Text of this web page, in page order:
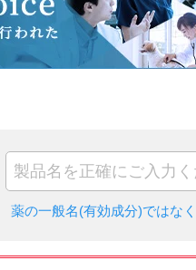
薬の一般名(有効成分)ではなく